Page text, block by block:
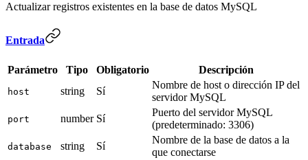
Actualizar registros existentes en la base de datos MySQL
Entrada
Parámetro Tipo Obligatorio Descripción
host string Sí
Nombre de host o dirección IP del
servidor MySQL
port number Sí
Puerto del servidor MySQL
(predeterminado: 3306)
database string Sí
Nombre de la base de datos a la
que conectarse